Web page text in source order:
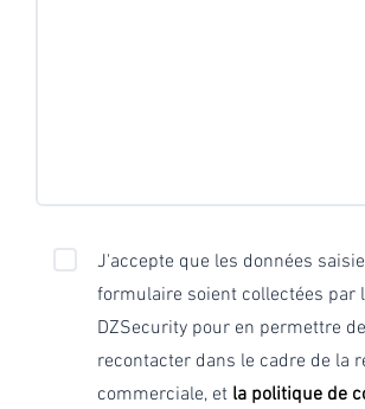
J'accepte que les données
formulaire soient collectées par
DZSecurity pour en permettre
recontacter dans le cadre de la
commerciale, etla politique de